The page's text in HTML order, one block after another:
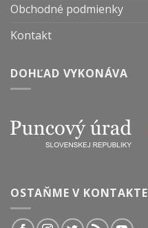
Obchodné podmienky
Kontakt
DOHĽAD VYKONÁVA
OSTAŇME V KONTAKTE